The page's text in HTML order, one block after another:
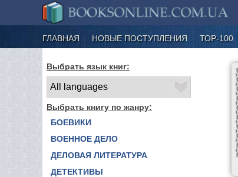
ГЛАВНАЯ НОВЫЕ ПОСТУПЛЕНИЯ ТОР-100
Выбрать язык книг:
Выбрать книгу по жанру:
БОЕВИКИ
ВОЕННОЕ ДЕЛО
ДЕЛОВАЯ ЛИТЕРАТУРА
ДЕТЕКТИВЫ